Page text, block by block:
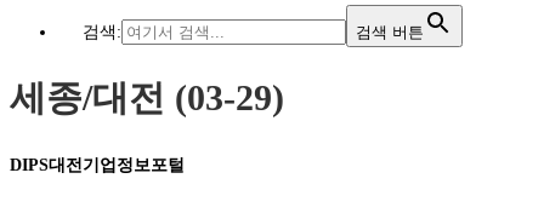
검색: 검색 버튼
세종/대전 (03-29)
DIPS대전기업정보포털